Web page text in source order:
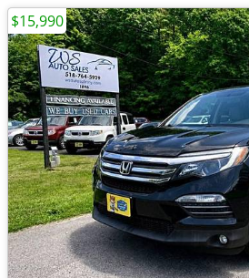
$15,990